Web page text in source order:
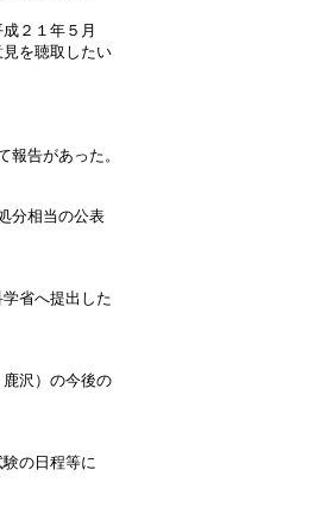
２１年５月
を聴取したい
告があった。
分相当の公表
省へ提出した
沢）の今後の
の日程等に